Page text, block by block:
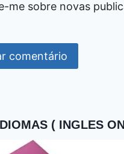
me sobre novas
( INGLES